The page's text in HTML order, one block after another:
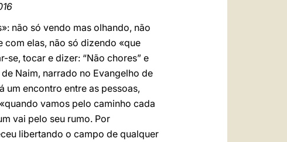
não só vendo mas olhando, não
com elas, não só dizendo «que
tocar e dizer: “Não chores” e
Naim, narrado no Evangelho de
um encontro entre as pessoas,
vamos pelo caminho cada
vai pelo seu rumo. Por
libertando o campo de qualquer